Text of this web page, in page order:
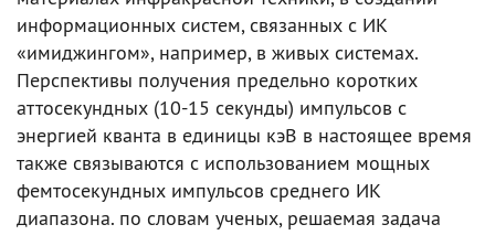
информационных систем, связанных с ИК
«имиджингом», например, в живых системах.
Перспективы получения предельно коротких
аттосекундных (10-15 секунды) импульсов с
энергией кванта в единицы кэВ в настоящее время
также связываются с использованием мощных
фемтосекундных импульсов среднего ИК
диапазона. по словам ученых, решаемая задача